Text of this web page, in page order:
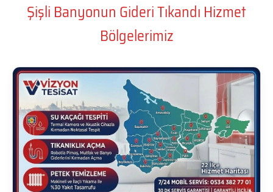
Şişli Banyonun Gideri Tıkandı Hizmet
Bölgelerimiz